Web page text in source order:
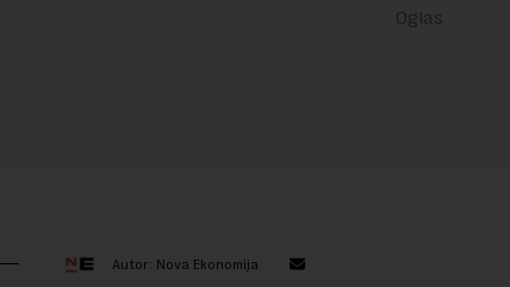
Autor: Nova Ekonomija